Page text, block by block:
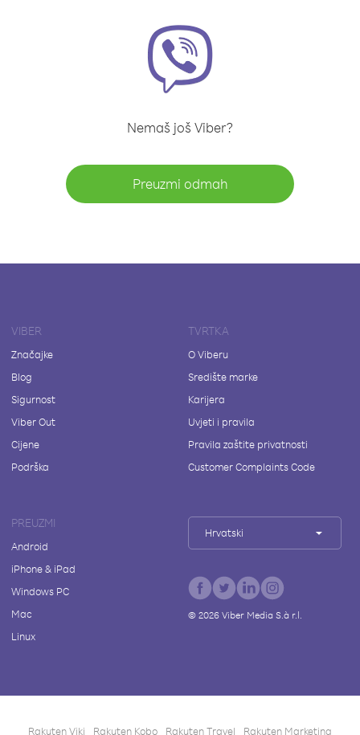
Nemaš još Viber?
Preuzmi odmah
VIBER
Značajke
Blog
Sigurnost
Viber Out
Cijene
Podrška
TVRTKA
O Viberu
Središte marke
Karijera
Uvjeti i pravila
Pravila zaštite privatnosti
Customer Complaints Code
PREUZMI
Android
iPhone & iPad
Windows PC
Mac
Linux
Hrvatski
© 2026Viber Media S.à r.l.
Rakuten Viki Rakuten Kobo Rakuten Travel Rakuten Marketing